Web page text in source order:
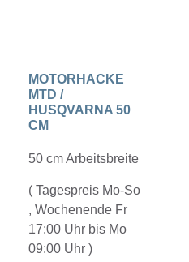
MOTORHACKE
MTD /
HUSQVARNA 50
CM
50 cm Arbeitsbreite
( Tagespreis Mo-So
, Wochenende Fr
17:00 Uhr bis Mo
09:00 Uhr )